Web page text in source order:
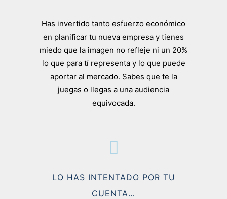
Has invertido tanto esfuerzo económico
en planificar tu nueva empresa y tienes
miedo que la imagen no refleje ni un 20%
lo que para tí representa y lo que puede
aportar al mercado. Sabes que te la
juegas o llegas a una audiencia
equivocada.
LO HAS INTENTADO POR TU
CUENTA…